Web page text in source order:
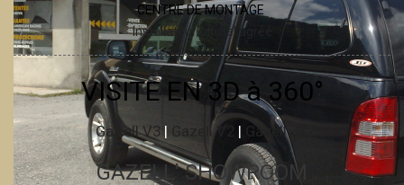
CENTRE DE MONTAGE
Installateur officiel agréé
VISITE EN 3D à 360°
GaZell V3 | Gazell V2 | Gazell JK
GAZELL' SHOWROOM